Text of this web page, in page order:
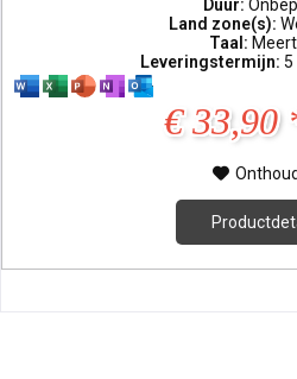
Duur:
Land zone(s):
Taal:
Leveringstermijn:
€ 33,90